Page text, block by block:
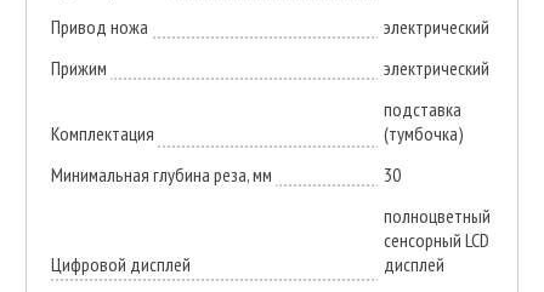
Привод ножа
электрический
Прижим
электрический
Комплектация
подставка
(тумбочка)
Минимальная глубина реза, мм
30
Цифровой дисплей
полноцветный
сенсорный LCD
дисплей